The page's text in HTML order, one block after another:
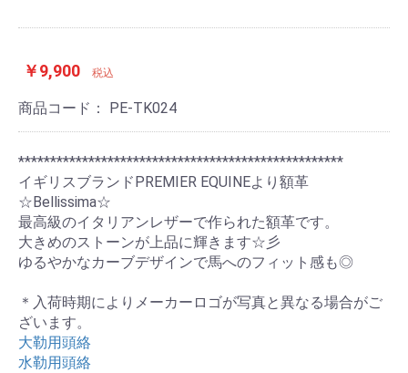
￥9,900 税込
商品コード： PE-TK024
***************************************************
イギリスブランドPREMIER EQUINEより額革
☆Bellissima☆
最高級のイタリアンレザーで作られた額革です。
大きめのストーンが上品に輝きます☆彡
ゆるやかなカーブデザインで馬へのフィット感も◎
＊入荷時期によりメーカーロゴが写真と異なる場合がご
ざいます。
大勒用頭絡
水勒用頭絡